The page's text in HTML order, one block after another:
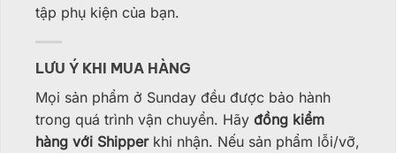
tập phụ kiện của bạn.
LƯU Ý KHI MUA HÀNG
Mọi sản phẩm ở Sunday đều được bảo hành
trong quá trình vận chuyển. Hãy đồng kiểm
hàng với Shipperkhi nhận. Nếu sản phẩm lỗi/vỡ,